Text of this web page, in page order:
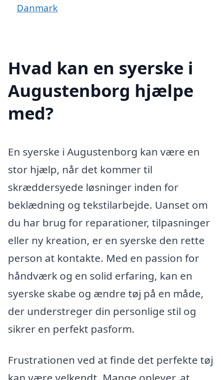
Danmark
Hvad kan en syerske i
Augustenborg hjælpe
med?
En syerske i Augustenborg kan være en
stor hjælp, når det kommer til
skræddersyede løsninger inden for
beklædning og tekstilarbejde. Uanset om
du har brug for reparationer, tilpasninger
eller ny kreation, er en syerske den rette
person at kontakte. Med en passion for
håndværk og en solid erfaring, kan en
syerske skabe og ændre tøj på en måde,
der understreger din personlige stil og
sikrer en perfekt pasform.
Frustrationen ved at finde det perfekte tøj